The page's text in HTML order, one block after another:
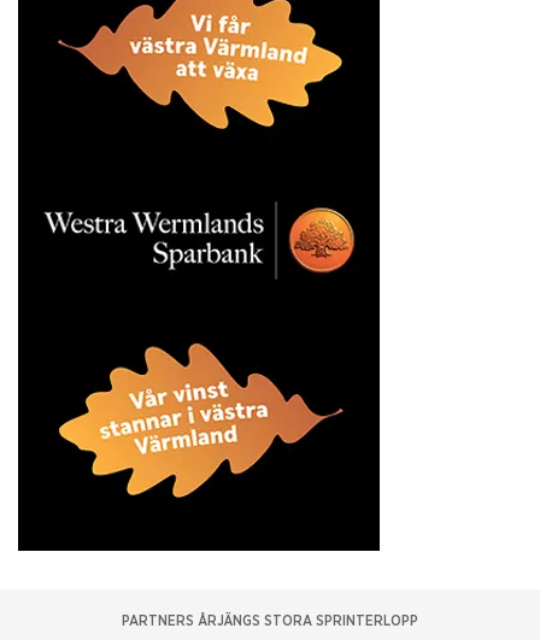
PARTNERS ÅRJÄNGS STORA SPRINTERLOPP